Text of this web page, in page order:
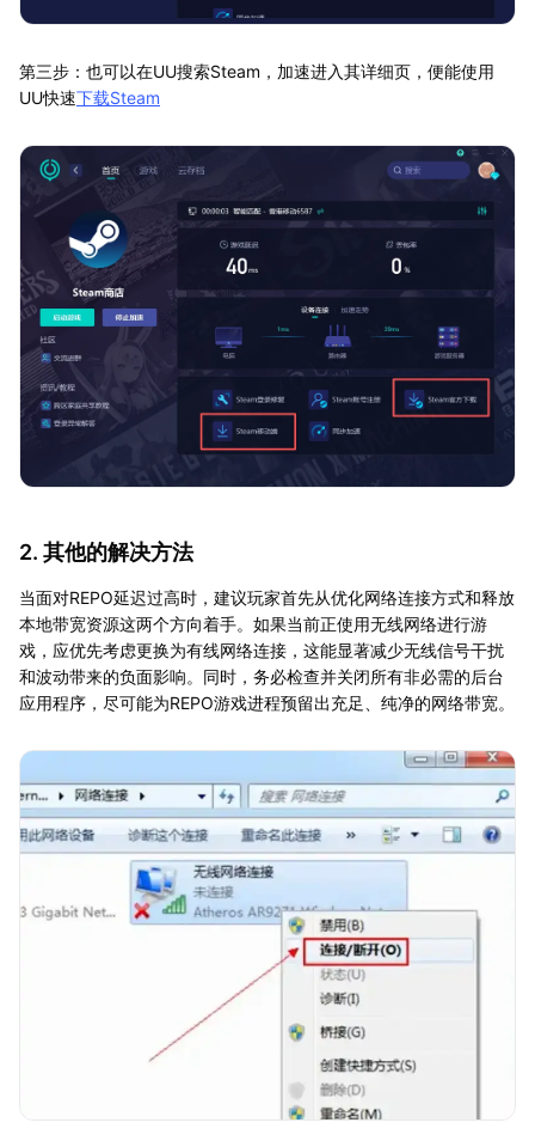
第三步：也可以在UU搜索Steam，加速进入其详细页，便能使用
UU快速下载Steam
2. 其他的解决方法
当面对REPO延迟过高时，建议玩家首先从优化网络连接方式和释放
本地带宽资源这两个方向着手。如果当前正使用无线网络进行游
戏，应优先考虑更换为有线网络连接，这能显著减少无线信号干扰
和波动带来的负面影响。同时，务必检查并关闭所有非必需的后台
应用程序，尽可能为REPO游戏进程预留出充足、纯净的网络带宽。